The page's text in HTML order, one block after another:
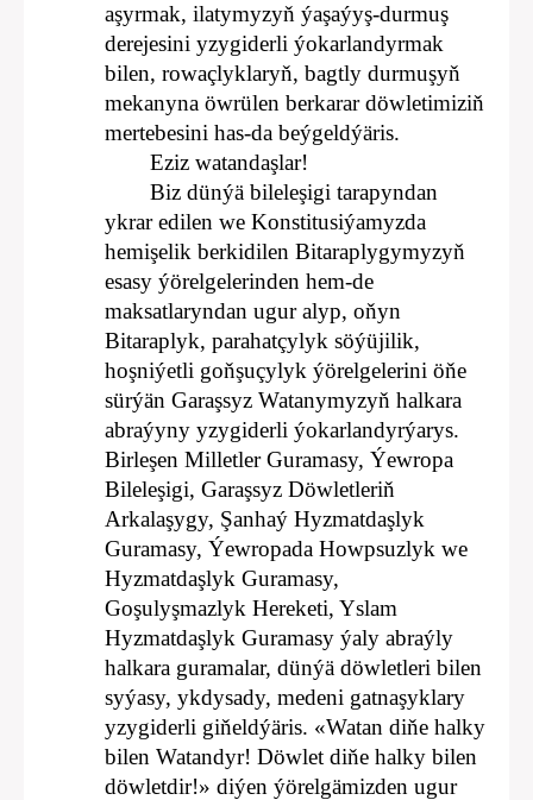
aşyrmak, ilatymyzyň ýaşaýyş-durmuş
derejesini yzygiderli ýokarlandyrmak
bilen, rowaçlyklaryň, bagtly durmuşyň
mekanyna öwrülen berkarar döwletimiziň
mertebesini has-da beýgeldýäris.
Eziz watandaşlar!
Biz dünýä bileleşigi tarapyndan
ykrar edilen we Konstitusiýamyzda
hemişelik berkidilen Bitaraplygymyzyň
esasy ýörelgelerinden hem-de
maksatlaryndan ugur alyp, oňyn
Bitaraplyk, parahatçylyk söýüjilik,
hoşniýetli goňşuçylyk ýörelgelerini öňe
sürýän Garaşsyz Watanymyzyň halkara
abraýyny yzygiderli ýokarlandyrýarys.
Birleşen Milletler Guramasy, Ýewropa
Bileleşigi, Garaşsyz Döwletleriň
Arkalaşygy, Şanhaý Hyzmatdaşlyk
Guramasy, Ýewropada Howpsuzlyk we
Hyzmatdaşlyk Guramasy,
Goşulyşmazlyk Hereketi, Yslam
Hyzmatdaşlyk Guramasy ýaly abraýly
halkara guramalar, dünýä döwletleri bilen
syýasy, ykdysady, medeni gatnaşyklary
yzygiderli giňeldýäris. «Watan diňe halky
bilen Watandyr! Döwlet diňe halky bilen
döwletdir!» diýen ýörelgämizden ugur